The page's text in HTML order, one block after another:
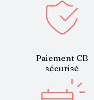
Paiement CB
sécurisé